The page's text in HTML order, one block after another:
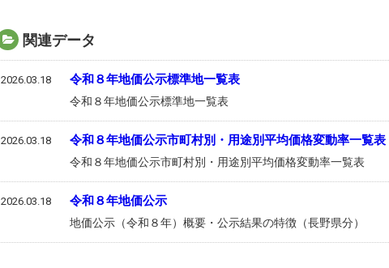
関連データ
2026.03.18 令和８年地価公示標準地一覧表
令和８年地価公示標準地一覧表
2026.03.18 令和８年地価公示市町村別・用途別平均価格変動率一覧表
令和８年地価公示市町村別・用途別平均価格変動率一覧表
2026.03.18 令和８年地価公示
地価公示（令和８年）概要・公示結果の特徴（長野県分）